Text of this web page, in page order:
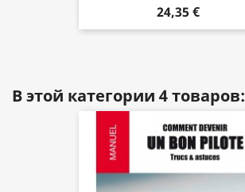
24,35 €
В этой категории 4 товаров: